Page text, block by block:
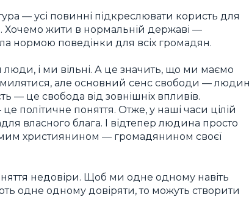
— усі повинні підкреслювати користь для
Хочемо жити в нормальній державі —
нормою поведінки для всіх громадян.
і ми вільні. А це значить, що ми маємо
але основний сенс свободи —
— це свобода від зовнішніх впливів.
політичне поняття. Отже, у наші часи цілій
власного блага. І відтепер людина просто
християнином — громадянином своєї
недовіри. Щоб ми одне одному навіть
одне одному довіряти, то можуть створити